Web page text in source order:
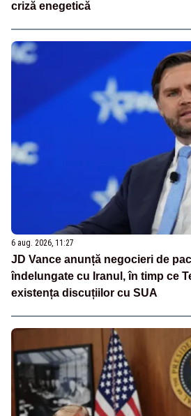
criză enegetică
6 aug. 2026, 11:27
JD Vance anunță negocieri de
îndelungate cu Iranul, în timp ce
existența discuțiilor cu SUA